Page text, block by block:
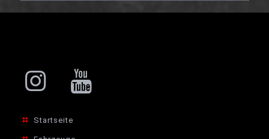
Startseite